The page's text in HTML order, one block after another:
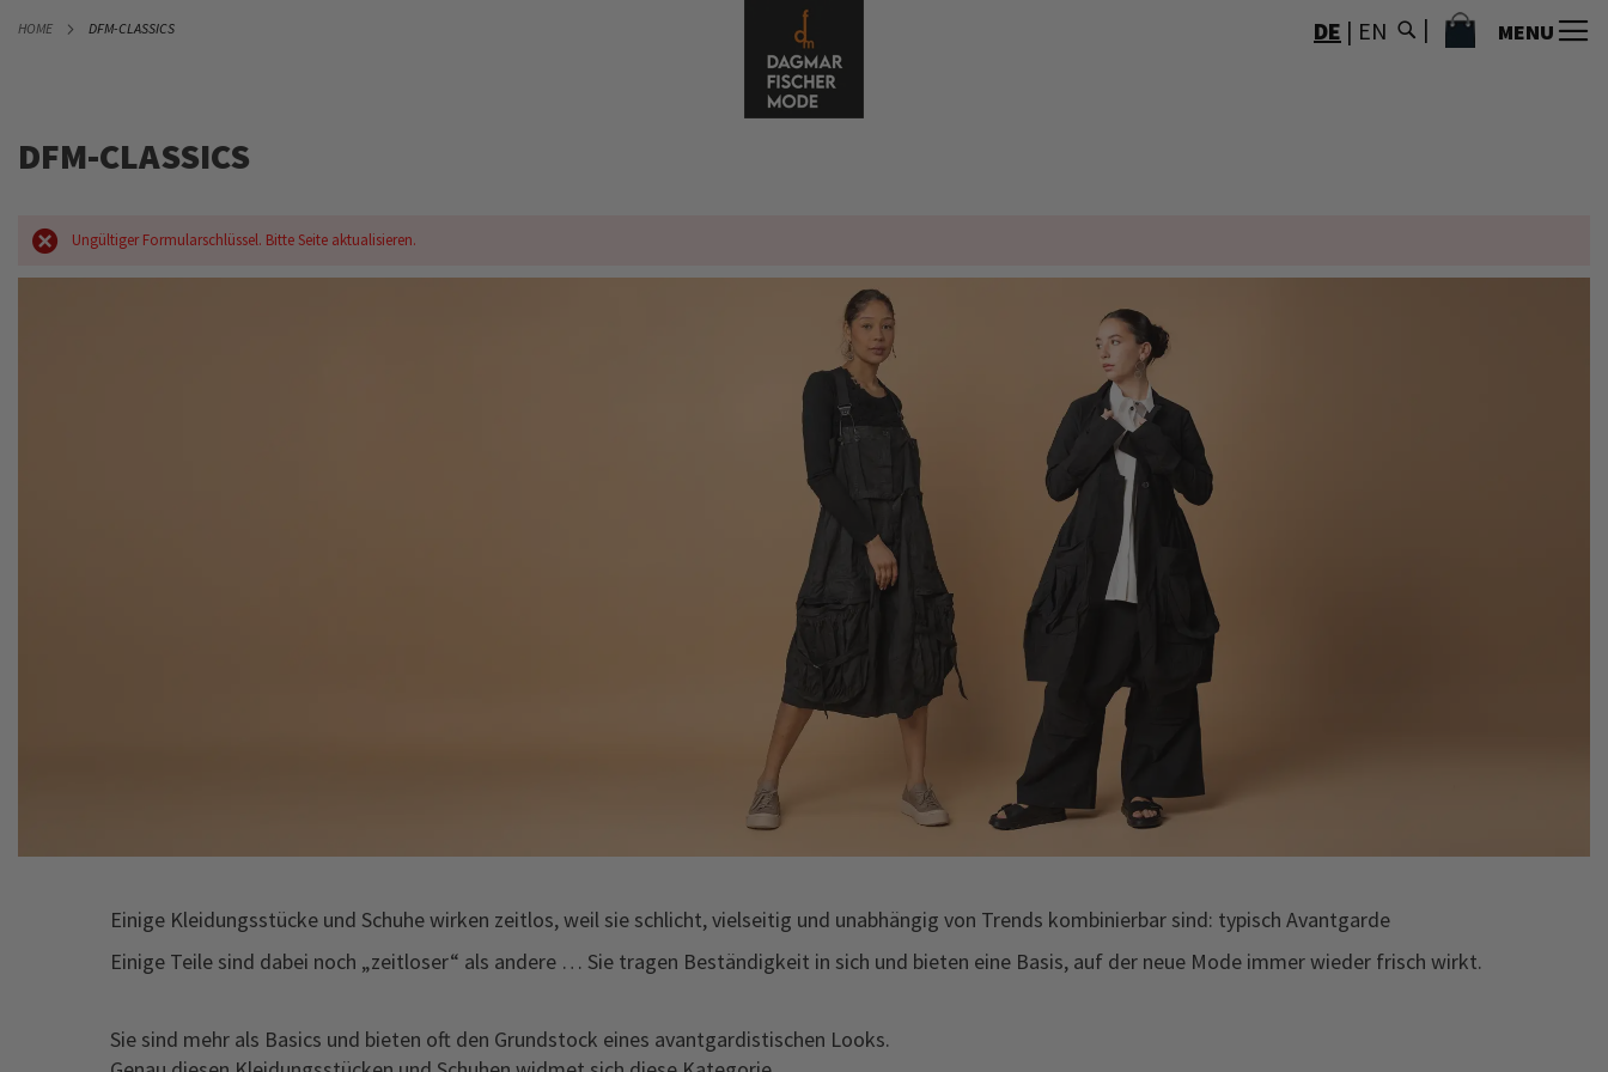
HOME DFM-CLASSICS
ZUM
DE | EN MENU
MEIN WARENKORB
DFM-CLASSICS
Ungültiger Formularschlüssel. Bitte Seite aktualisieren.
Einige Kleidungsstücke und Schuhe wirken zeitlos, weil sie schlicht, vielseitig und unabhängig von Trends kombinierbar sind: typisch Avantgarde
Einige Teile sind dabei noch „zeitloser“ als andere … Sie tragen Beständigkeit in sich und bieten eine Basis, auf der neue Mode immer wieder frisch wirkt.
Sie sind mehr als Basics und bieten oft den Grundstock eines avantgardistischen Looks.